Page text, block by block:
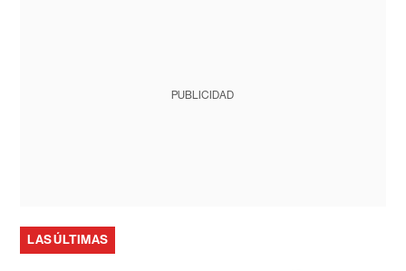
PUBLICIDAD
LAS ÚLTIMAS